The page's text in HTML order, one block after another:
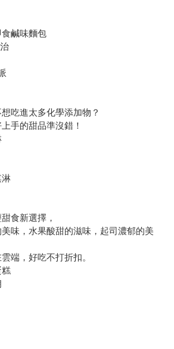
鹹味麵包
吃進太多化學添加物？
手的甜品準沒錯！
食新選擇，
味，水果酸甜的滋味，起司濃郁的美
端，好吃不打折扣。